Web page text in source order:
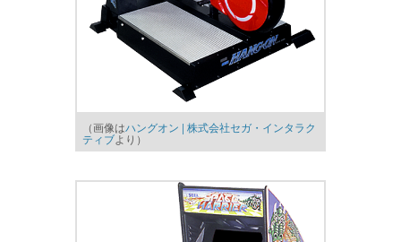
（画像はハングオン | 株式会社セガ・インタラク
ティブより）